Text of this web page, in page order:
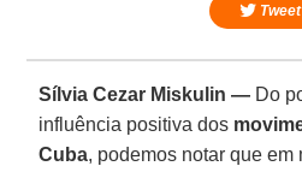
Tweet
Sílvia Cezar Miskulin — Do
influência positiva dos
Cuba, podemos notar que em